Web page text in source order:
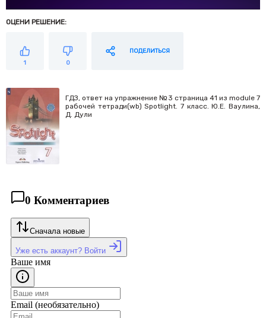
ОЦЕНИ РЕШЕНИЕ:
1 0
ПОДЕЛИТЬСЯ
ГДЗ, ответ на упражнение №3 страница 41 из module 7
рабочей тетради(wb) Spotlight. 7 класс. Ю.Е. Ваулина,
Д. Дули